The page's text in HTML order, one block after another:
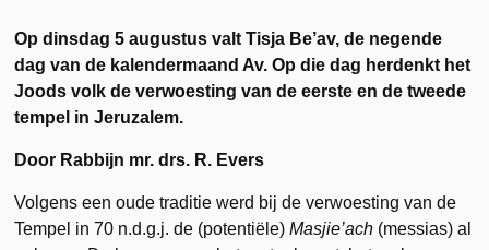
Op dinsdag 5 augustus valt Tisja Be’av, de negende
dag van de kalendermaand Av. Op die dag herdenkt het
Joods volk de verwoesting van de eerste en de tweede
tempel in Jeruzalem.
Door Rabbijn mr. drs. R. Evers
Volgens een oude traditie werd bij de verwoesting van de
Tempel in 70 n.d.g.j. de (potentiële)Masjie’ach (messias) al